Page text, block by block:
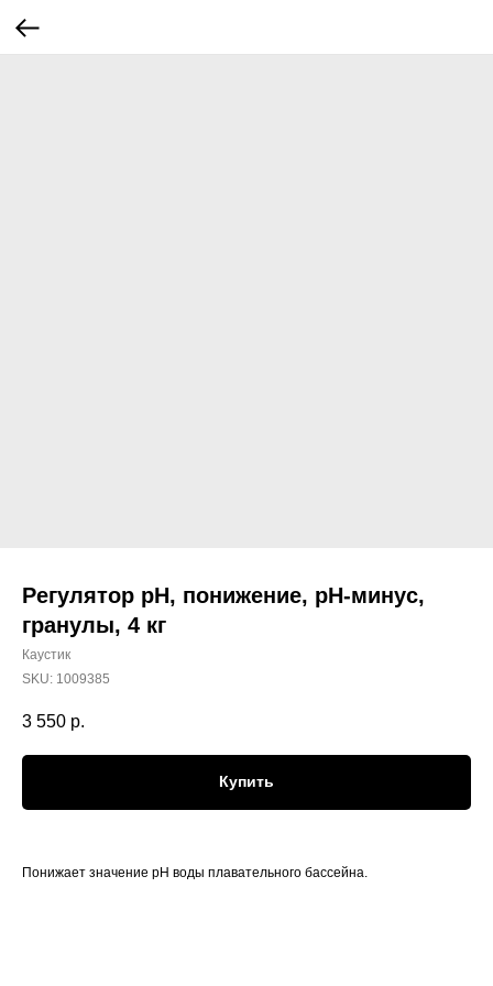
Регулятор рН, понижение, рН-минус,
гранулы, 4 кг
Каустик
SKU: 1009385
3 550 р.
Купить
Понижает значение рН воды плавательного бассейна.